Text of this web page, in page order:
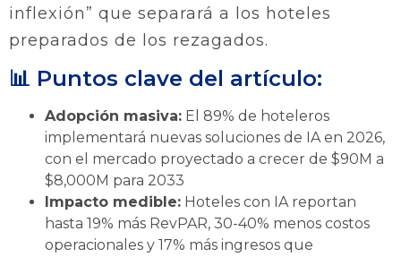
inflexión” que separará a los hoteles
preparados de los rezagados.
📊 Puntos clave del artículo:
Adopción masiva: El 89% de hoteleros
implementará nuevas soluciones de IA en 2026,
con el mercado proyectado a crecer de $90M a
$8,000M para 2033
Impacto medible: Hoteles con IA reportan
hasta 19% más RevPAR, 30-40% menos costos
operacionales y 17% más ingresos que